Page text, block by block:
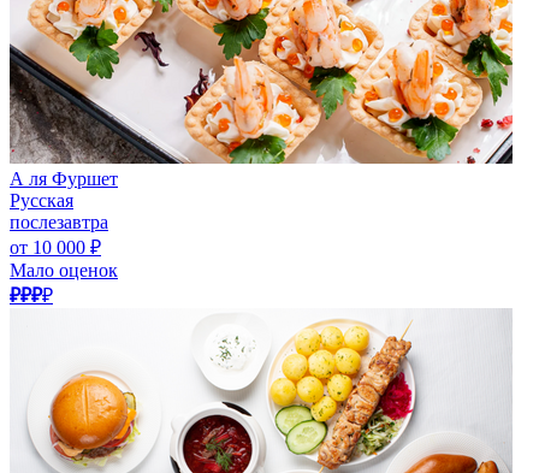
А ля Фуршет
Русская
послезавтра
от 10 000 ₽
Мало оценок
₽₽₽₽